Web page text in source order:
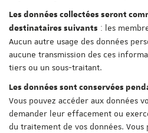
Les données collectées seront
destinataires suivants : les
Aucun autre usage des données
aucune transmission des ces
tiers ou un sous-traitant.
Les données sont conservées
Vous pouvez accéder aux données
demander leur effacement ou
du traitement de vos données.